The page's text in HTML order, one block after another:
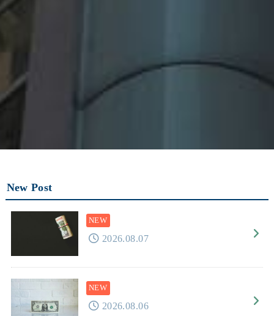
New Post
2026.08.07
2026.08.06